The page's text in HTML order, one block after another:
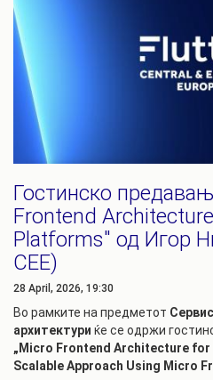
Гостинско
Frontend
Platforms" од Игор
CEE)
28 April, 2026, 19:30
Во рамките на предметот
архитектури ќе се одржи
„Micro Frontend Architecture
Scalable Approach Using Micro